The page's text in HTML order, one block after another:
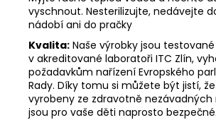
vyschnout. Nesterilizujte, nedávejte
nádobí ani do pračky
Kvalita: Naše výrobky jsou testované
v akreditované laboratoři ITC Zlín,
požadavkům nařízení Evropského
Rady. Díky tomu si můžete být jistí,
vyrobeny ze zdravotně
jsou pro vaše děti naprosto bezpečné.